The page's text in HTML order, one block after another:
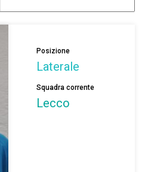
Posizione
Laterale
Squadra corrente
Lecco